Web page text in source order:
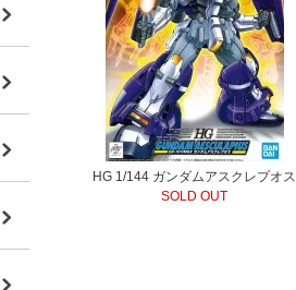
HG 1/144 ガンダムアスクレプオス
SOLD OUT